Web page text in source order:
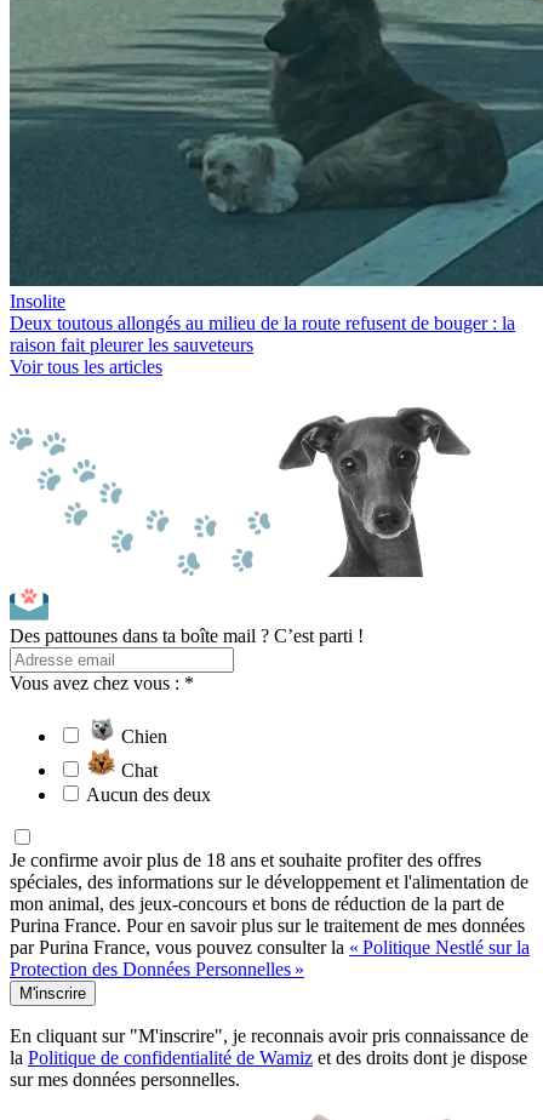
Insolite
Deux toutous allongés au milieu de la route refusent de bouger : la
raison fait pleurer les sauveteurs
Voir tous les articles
Des pattounes dans ta boîte mail ? C’est parti !
Vous avez chez vous : *
Chien
Chat
Aucun des deux
Je confirme avoir plus de 18 ans et souhaite profiter des offres
spéciales, des informations sur le développement et l'alimentation de
mon animal, des jeux-concours et bons de réduction de la part de
Purina France. Pour en savoir plus sur le traitement de mes données
par Purina France, vous pouvez consulter la « Politique Nestlé sur la
Protection des Données Personnelles »
M'inscrire
En cliquant sur "M'inscrire", je reconnais avoir pris connaissance de
la Politique de confidentialité de Wamiz et des droits dont je dispose
sur mes données personnelles.